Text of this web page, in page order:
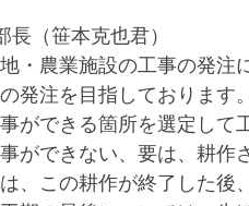
長（笹本克也君）
・農業施設の工事の発注
発注を目指しております
ができる箇所を選定して
ができない、要は、耕作
、この耕作が終了した後